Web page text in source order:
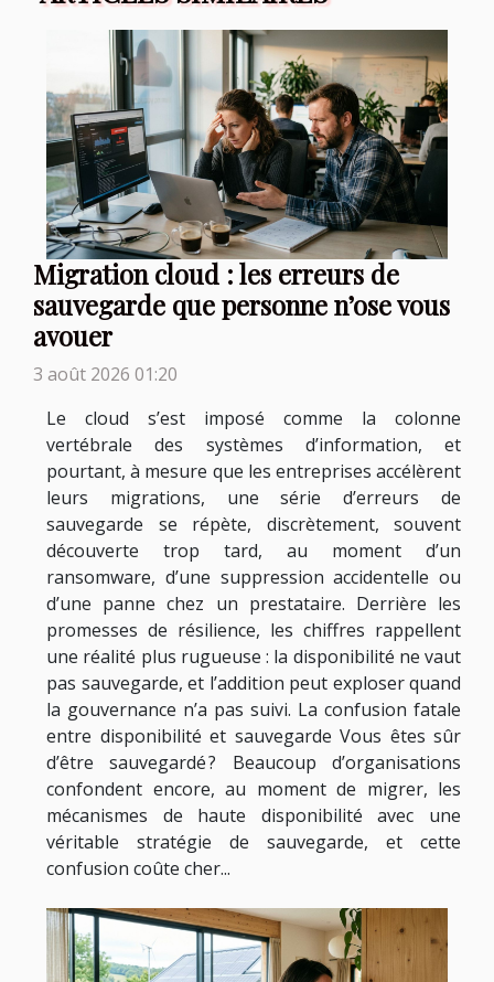
Migration cloud : les erreurs de
sauvegarde que personne n’ose vous
avouer
3 août 2026 01:20
Le cloud s’est imposé comme la colonne
vertébrale des systèmes d’information, et
pourtant, à mesure que les entreprises accélèrent
leurs migrations, une série d’erreurs de
sauvegarde se répète, discrètement, souvent
découverte trop tard, au moment d’un
ransomware, d’une suppression accidentelle ou
d’une panne chez un prestataire. Derrière les
promesses de résilience, les chiffres rappellent
une réalité plus rugueuse : la disponibilité ne vaut
pas sauvegarde, et l’addition peut exploser quand
la gouvernance n’a pas suivi. La confusion fatale
entre disponibilité et sauvegarde Vous êtes sûr
d’être sauvegardé ? Beaucoup d’organisations
confondent encore, au moment de migrer, les
mécanismes de haute disponibilité avec une
véritable stratégie de sauvegarde, et cette
confusion coûte cher...